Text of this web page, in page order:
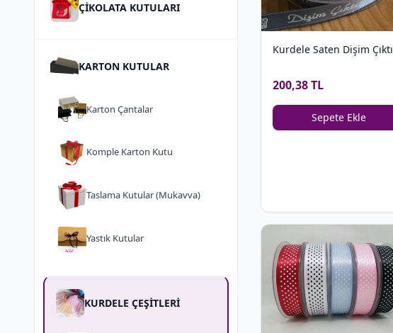
ÇİKOLATA KUTULARI
KARTON KUTULAR
Karton Çantalar
Komple Karton Kutu
Taslama Kutular (Mukavva)
Yastık Kutular
KURDELE ÇEŞİTLERİ
Kurdele Saten Dişim Çıktı
200,38 TL
Sepete Ekle